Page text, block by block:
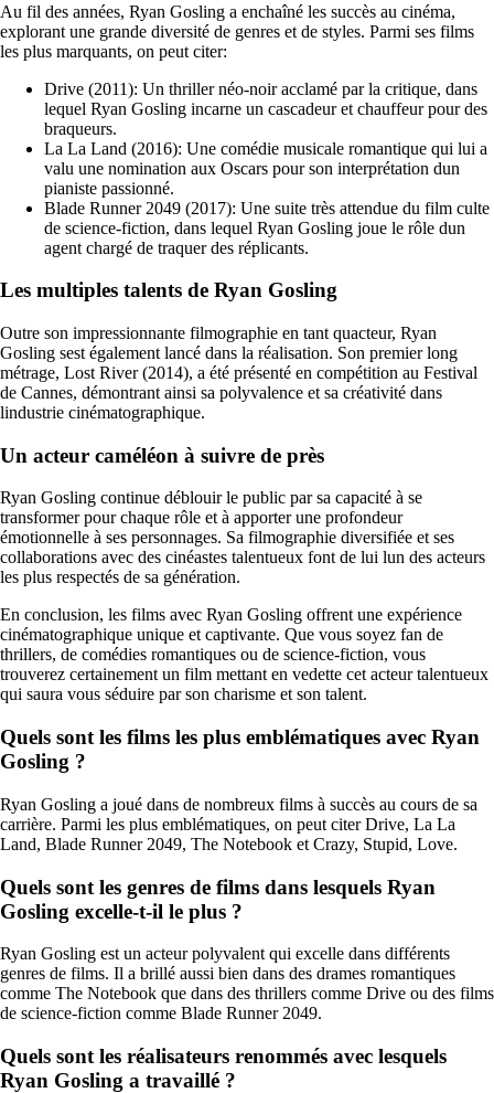
Au fil des années, Ryan Gosling a enchaîné les succès au cinéma,
explorant une grande diversité de genres et de styles. Parmi ses films
les plus marquants, on peut citer:
Drive (2011): Un thriller néo-noir acclamé par la critique, dans
lequel Ryan Gosling incarne un cascadeur et chauffeur pour des
braqueurs.
La La Land (2016): Une comédie musicale romantique qui lui a
valu une nomination aux Oscars pour son interprétation dun
pianiste passionné.
Blade Runner 2049 (2017): Une suite très attendue du film culte
de science-fiction, dans lequel Ryan Gosling joue le rôle dun
agent chargé de traquer des réplicants.
Les multiples talents de Ryan Gosling
Outre son impressionnante filmographie en tant quacteur, Ryan
Gosling sest également lancé dans la réalisation. Son premier long
métrage, Lost River (2014), a été présenté en compétition au Festival
de Cannes, démontrant ainsi sa polyvalence et sa créativité dans
lindustrie cinématographique.
Un acteur caméléon à suivre de près
Ryan Gosling continue déblouir le public par sa capacité à se
transformer pour chaque rôle et à apporter une profondeur
émotionnelle à ses personnages. Sa filmographie diversifiée et ses
collaborations avec des cinéastes talentueux font de lui lun des acteurs
les plus respectés de sa génération.
En conclusion, les films avec Ryan Gosling offrent une expérience
cinématographique unique et captivante. Que vous soyez fan de
thrillers, de comédies romantiques ou de science-fiction, vous
trouverez certainement un film mettant en vedette cet acteur talentueux
qui saura vous séduire par son charisme et son talent.
Quels sont les films les plus emblématiques avec Ryan
Gosling ?
Ryan Gosling a joué dans de nombreux films à succès au cours de sa
carrière. Parmi les plus emblématiques, on peut citer Drive, La La
Land, Blade Runner 2049, The Notebook et Crazy, Stupid, Love.
Quels sont les genres de films dans lesquels Ryan
Gosling excelle-t-il le plus ?
Ryan Gosling est un acteur polyvalent qui excelle dans différents
genres de films. Il a brillé aussi bien dans des drames romantiques
comme The Notebook que dans des thrillers comme Drive ou des films
de science-fiction comme Blade Runner 2049.
Quels sont les réalisateurs renommés avec lesquels
Ryan Gosling a travaillé ?